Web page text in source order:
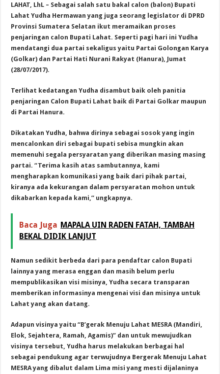
LAHAT, LhL – Sebagai salah satu bakal calon (balon) Bupati
Lahat Yudha Hermawan yang juga seorang legislator di DPRD
Provinsi Sumatera Selatan ikut meramaikan proses
penjaringan calon Bupati Lahat. Seperti pagi hari ini Yudha
mendatangi dua partai sekaligus yaitu Partai Golongan Karya
(Golkar) dan Partai Hati Nurani Rakyat (Hanura), Jumat
(28/07/2017).
Terlihat kedatangan Yudha disambut baik oleh panitia
penjaringan Calon Bupati Lahat baik di Partai Golkar maupun
di Partai Hanura.
Dikatakan Yudha, bahwa dirinya sebagai sosok yang ingin
mencalonkan diri sebagai bupati sebisa mungkin akan
memenuhi segala persyaratan yang diberikan masing masing
partai. “Terima kasih atas sambutannya, kami
mengharapkan komunikasi yang baik dari pihak partai,
kiranya ada kekurangan dalam persyaratan mohon untuk
dikabarkan kepada kami,” ungkapnya.
Baca Juga MAPALA UIN RADEN FATAH, TAMBAH
BEKAL DIDIK LANJUT
Namun sedikit berbeda dari para pendaftar calon Bupati
lainnya yang merasa enggan dan masih belum perlu
mempublikasikan visi misinya, Yudha secara transparan
memberikan informasinya mengenai visi dan misinya untuk
Lahat yang akan datang.
Adapun visinya yaitu “B’gerak Menuju Lahat MESRA (Mandiri,
Elok, Sejahtera, Ramah, Agamis)” dan untuk mewujudkan
visinya tersebut, Yudha harus melakukan berbagai hal
sebagai pendukung agar terwujudnya Bergerak Menuju Lahat
MESRA yang dibalut dalam Lima misi yang mesti dijalaninya